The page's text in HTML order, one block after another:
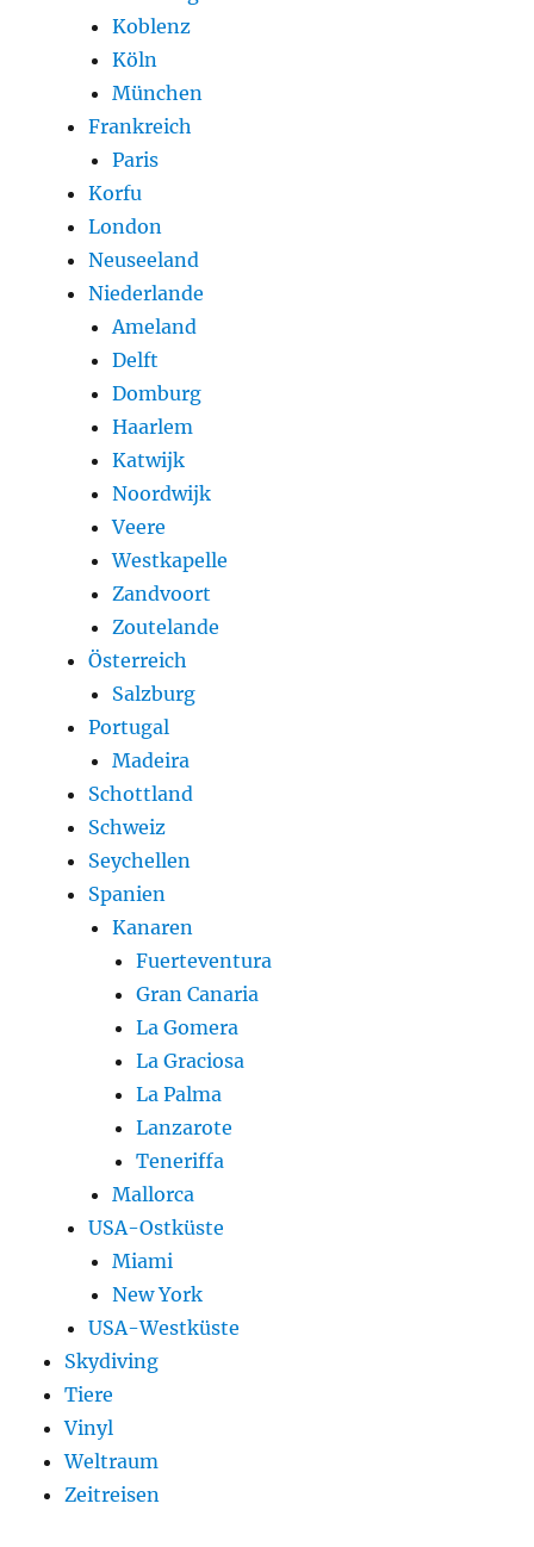
Koblenz
Köln
München
Frankreich
Paris
Korfu
London
Neuseeland
Niederlande
Ameland
Delft
Domburg
Haarlem
Katwijk
Noordwijk
Veere
Westkapelle
Zandvoort
Zoutelande
Österreich
Salzburg
Portugal
Madeira
Schottland
Schweiz
Seychellen
Spanien
Kanaren
Fuerteventura
Gran Canaria
La Gomera
La Graciosa
La Palma
Lanzarote
Teneriffa
Mallorca
USA-Ostküste
Miami
New York
USA-Westküste
Skydiving
Tiere
Vinyl
Weltraum
Zeitreisen